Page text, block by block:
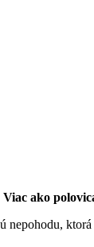
ako
nepohodu,